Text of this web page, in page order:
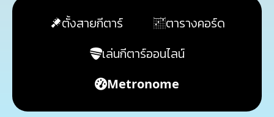
ตั้งสายกีตาร์
ตารางคอร์ด
เล่นกีตาร์ออนไลน์
Metronome